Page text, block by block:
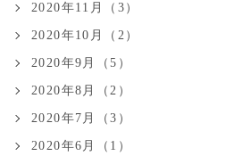
2020年11月（3）
2020年10月（2）
2020年9月（5）
2020年8月（2）
2020年7月（3）
2020年6月（1）